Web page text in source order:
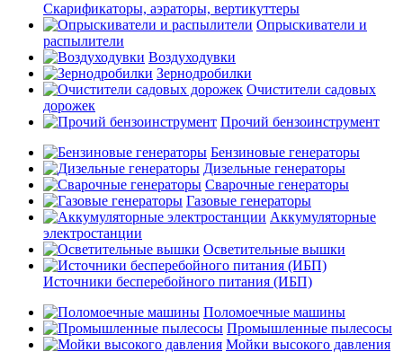
Скарификаторы, аэраторы, вертикуттеры
Опрыскиватели и
распылители
Воздуходувки
Зернодробилки
Очистители садовых
дорожек
Прочий бензоинструмент
Бензиновые генераторы
Дизельные генераторы
Сварочные генераторы
Газовые генераторы
Аккумуляторные
электростанции
Осветительные вышки
Источники бесперебойного питания (ИБП)
Поломоечные машины
Промышленные пылесосы
Мойки высокого давления